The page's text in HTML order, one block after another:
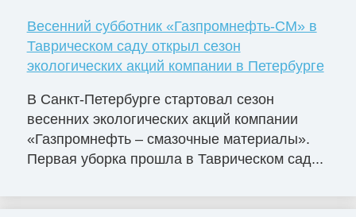
Весенний субботник «Газпромнефть-СМ» в
Таврическом саду открыл сезон
экологических акций компании в Петербурге
В Санкт-Петербурге стартовал сезон
весенних экологических акций компании
«Газпромнефть – смазочные материалы».
Первая уборка прошла в Таврическом сад...